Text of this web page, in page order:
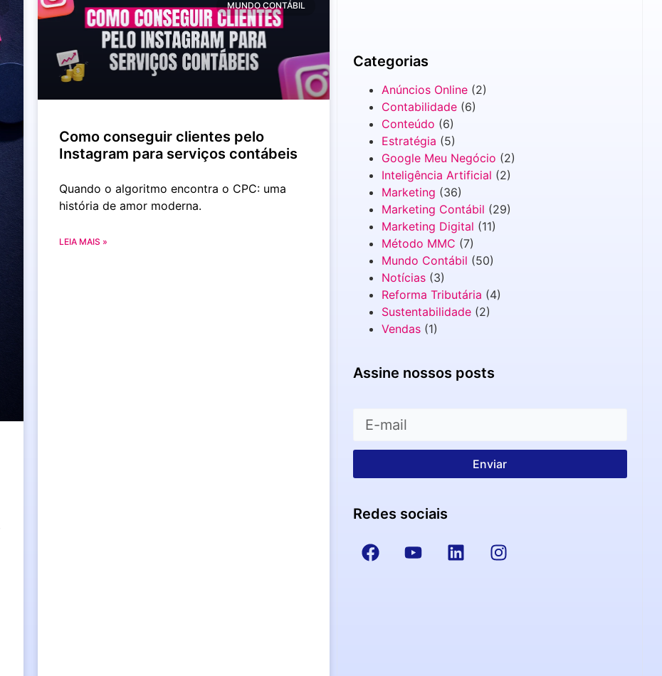
MUNDO CONTÁBIL
Como conseguir clientes pelo
Instagram para serviços contábeis
Quando o algoritmo encontra o CPC: uma
história de amor moderna.
LEIA MAIS »
Categorias
Anúncios Online(2)
Contabilidade(6)
Conteúdo (6)
Estratégia (5)
Google Meu Negócio (2)
Inteligência Artificial (2)
Marketing (36)
Marketing Contábil (29)
Marketing Digital (11)
Método MMC (7)
Mundo Contábil (50)
Notícias(3)
Reforma Tributária (4)
Sustentabilidade(2)
Vendas(1)
Assine nossos posts
Enviar
Redes sociais